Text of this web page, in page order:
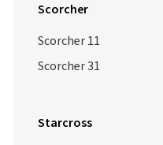
Scorcher
Scorcher 11
Scorcher 31
Starcross